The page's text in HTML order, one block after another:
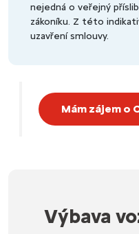
Výbava
nejedná o veřejný
zákoníku. Z této
uzavření smlouvy.
Mám zájem o